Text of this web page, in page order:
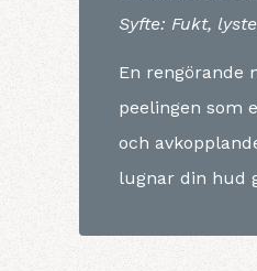
Syfte: Fukt,
En rengörande
peelingen som
och
lugnar din hud